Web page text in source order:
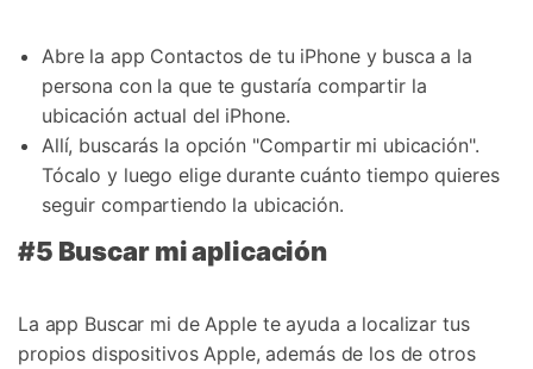
Abre la app Contactos de tu iPhone y busca a la
persona con la que te gustaría compartir la
ubicación actual del iPhone.
Allí, buscarás la opción "Compartir mi ubicación".
Tócalo y luego elige durante cuánto tiempo quieres
seguir compartiendo la ubicación.
#5 Buscar mi aplicación
La app Buscar mi de Apple te ayuda a localizar tus
propios dispositivos Apple, además de los de otros